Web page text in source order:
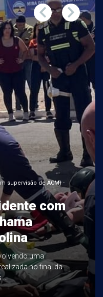
supervisão de ACM) -
com
uma
no final da
...